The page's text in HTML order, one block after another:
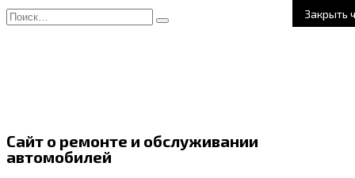
Закрыть
Перейти
к
Search
for:
Сайт о ремонте и обслуживании
автомобилей